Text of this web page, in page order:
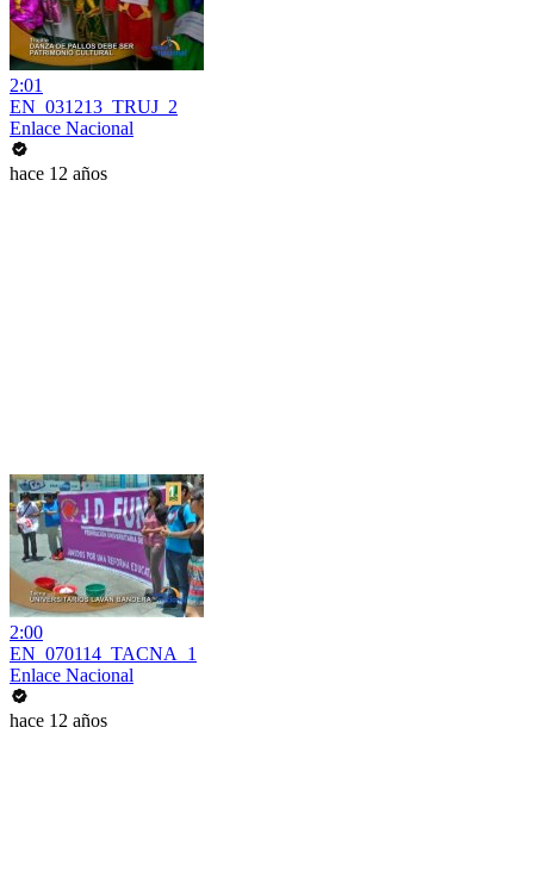
2:01
EN_031213_TRUJ_2
Enlace Nacional
hace 12 años
2:00
EN_070114_TACNA_1
Enlace Nacional
hace 12 años